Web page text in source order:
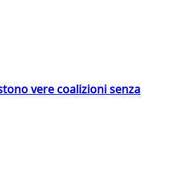
vere coalizioni senza